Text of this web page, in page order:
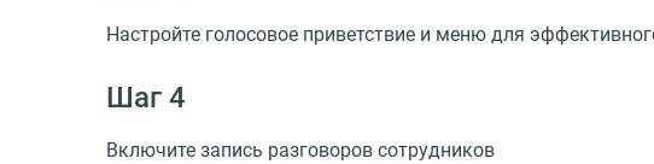
Настройте голосовое приветствие и меню для
Шаг 4
Включите запись разговоров сотрудников